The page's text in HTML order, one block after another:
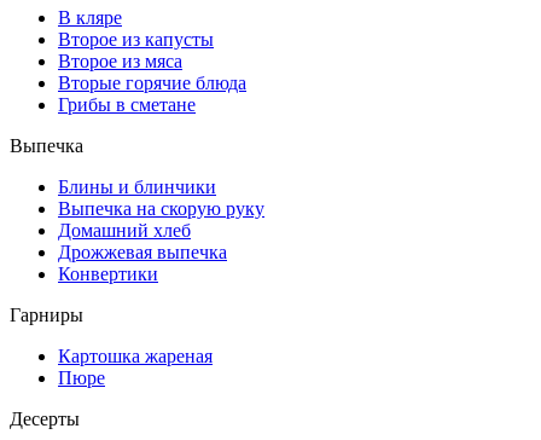
В кляре
Второе из капусты
Второе из мяса
Вторые горячие блюда
Грибы в сметане
Выпечка
Блины и блинчики
Выпечка на скорую руку
Домашний хлеб
Дрожжевая выпечка
Конвертики
Гарниры
Картошка жареная
Пюре
Десерты